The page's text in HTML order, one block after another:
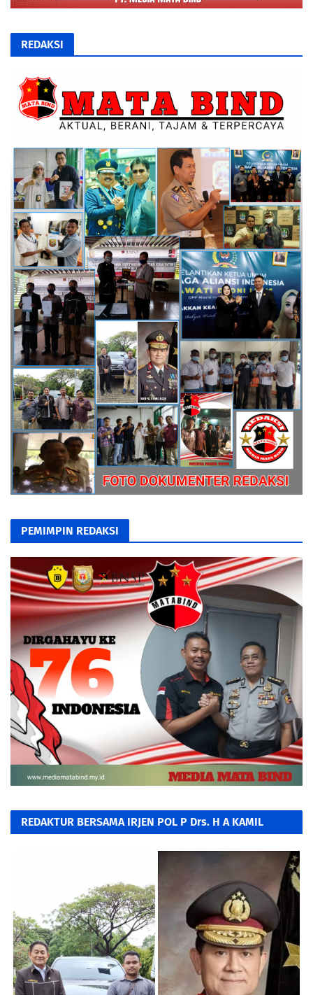
REDAKSI
PEMIMPIN REDAKSI
REDAKTUR BERSAMA IRJEN POL P Drs. H A KAMIL